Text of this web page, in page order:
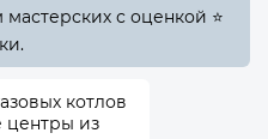
с оценкой ⭐
котлов
центры из